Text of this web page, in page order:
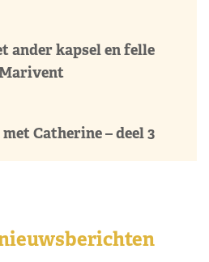
ander kapsel en felle
Catherine – deel 3